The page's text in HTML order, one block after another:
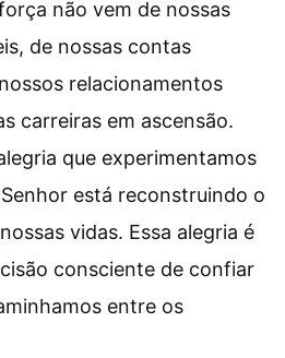
não vem de nossas
de nossas contas
relacionamentos
carreiras em ascensão.
que experimentamos
está reconstruindo o
vidas. Essa alegria é
consciente de confiar
entre os